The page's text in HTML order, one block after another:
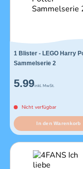
1 Blister - LEGO Harry
Sammelserie 2
5.99inkl. MwSt.
Nicht verfügbar
In den Warenkorb